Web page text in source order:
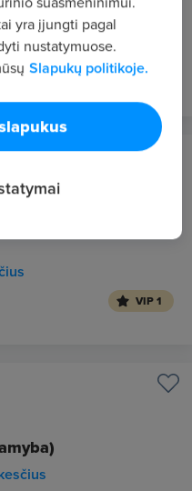
rinkėjas (-a)
VIP 1
VIP 1
yra įjungti pagal
nustatymuose.
Slapukų politikoje.